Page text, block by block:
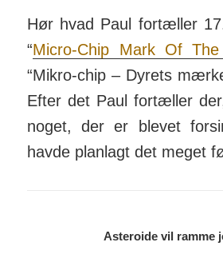
Hør hvad Paul fortæller
“Micro-Chip Mark Of
“Mikro-chip – Dyrets
Efter det Paul for­tæller
noget, der er blevet
havde plan­lagt det meget
Asteroide vil ramme